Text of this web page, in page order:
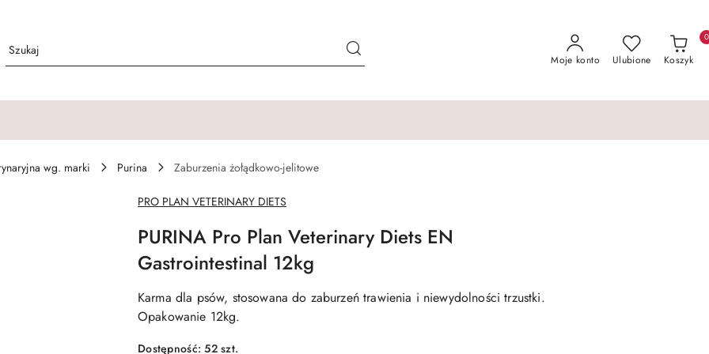
Moje konto Ulubione Koszyk
0
wg. marki Purina
Zaburzenia żołądkowo-jelitowe
NAZWA
PRODUCENTA:
PRO PLAN VETERINARY DIETS
PURINA Pro Plan Veterinary Diets EN
Gastrointestinal 12kg
Karma dla psów, stosowana do zaburzeń trawienia i niewydolności trzustki.
Opakowanie 12kg.
Dostępność:52szt.